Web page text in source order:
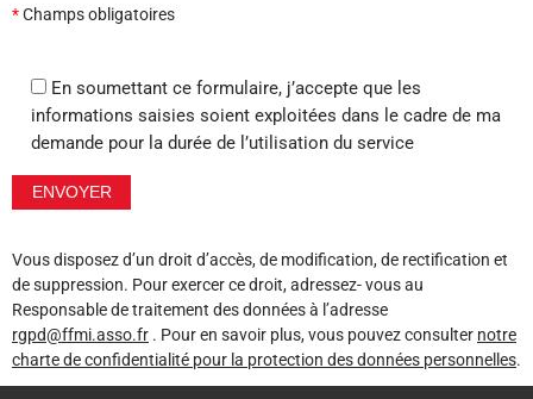
*Champs obligatoires
En soumettant ce formulaire, j’accepte que les
informations saisies soient exploitées dans le cadre de ma
demande pour la durée de l’utilisation du service
Vous disposez d’un droit d’accès, de modification, de rectification et
de suppression. Pour exercer ce droit, adressez- vous au
Responsable de traitement des données à l’adresse
rgpd@ffmi.asso.fr . Pour en savoir plus, vous pouvez consulter notre
charte de confidentialité pour la protection des données personnelles.